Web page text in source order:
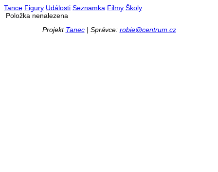
Tance Figury Události Seznamka Filmy Školy
Položka nenalezena
Projekt Tanec| Správce: robie@centrum.cz